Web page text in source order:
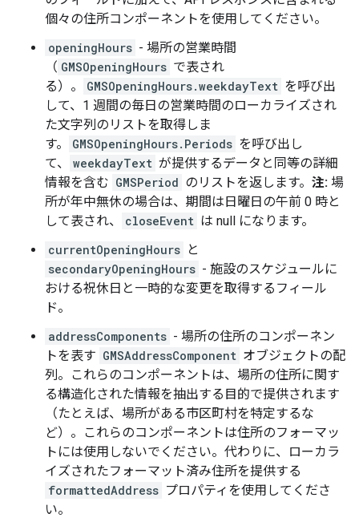
個々の住所コンポーネントを使用してください。
openingHours - 場所の営業時間
（ GMSOpeningHours で表され
る）。
GMSOpeningHours.weekdayText を呼び出
して、1 週間の毎日の営業時間のローカライズされ
た文字列のリストを取得しま
す。
GMSOpeningHours.Periods を呼び出し
て、
weekdayText が提供するデータと同等の詳細
情報を含む GMSPeriod のリストを返します。 注: 場
所が年中無休の場合は、期間は日曜日の午前 0 時と
して表され、
closeEvent は null になります。
currentOpeningHours と
secondaryOpeningHours - 施設のスケジュールに
おける祝休日と一時的な変更を取得するフィール
ド。
addressComponents - 場所の住所のコンポーネン
トを表す GMSAddressComponent オブジェクトの配
列。これらのコンポーネントは、場所の住所に関す
る構造化された情報を抽出する目的で提供されます
（たとえば、場所がある市区町村を特定するな
ど）。これらのコンポーネントは住所のフォーマッ
トには使用しないでください。代わりに、ローカラ
イズされたフォーマット済み住所を提供する
formattedAddress プロパティを使用してくださ
い。